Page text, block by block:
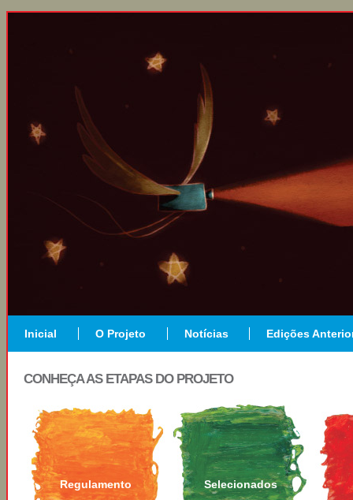
Inicial O Projeto Notícias Edições
CONHEÇA AS ETAPAS DO PROJETO
Regulamento Selecionados